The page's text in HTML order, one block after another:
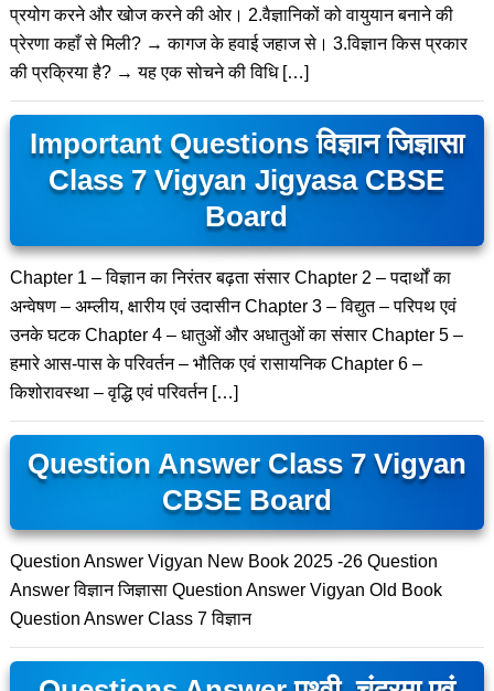
प्रयोग करने और खोज करने की ओर। 2.वैज्ञानिकों को वायुयान बनाने की
प्रेरणा कहाँ से मिली? → कागज के हवाई जहाज से। 3.विज्ञान किस प्रकार
की प्रक्रिया है? → यह एक सोचने की विधि […]
Important Questions विज्ञान जिज्ञासा
Class 7 Vigyan Jigyasa CBSE
Board
Chapter 1 – विज्ञान का निरंतर बढ़ता संसार Chapter 2 – पदार्थों का
अन्वेषण – अम्लीय, क्षारीय एवं उदासीन Chapter 3 – विद्युत – परिपथ एवं
उनके घटक Chapter 4 – धातुओं और अधातुओं का संसार Chapter 5 –
हमारे आस-पास के परिवर्तन – भौतिक एवं रासायनिक Chapter 6 –
किशोरावस्था – वृद्धि एवं परिवर्तन […]
Question Answer Class 7 Vigyan
CBSE Board
Question Answer Vigyan New Book 2025 -26 Question
Answer विज्ञान जिज्ञासा Question Answer Vigyan Old Book
Question Answer Class 7 विज्ञान